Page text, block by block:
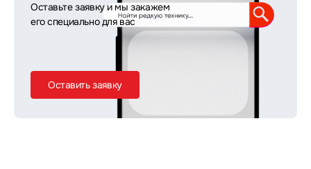
Оставьте заявку и мы закажем
его специально для вас
Оставить заявку